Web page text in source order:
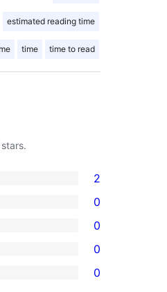
estimated reading time
time time to read
2
0
0
0
0